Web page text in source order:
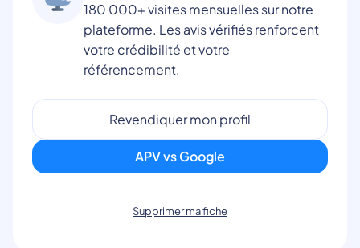
180 000+ visites mensuelles sur notre
plateforme. Les avis vérifiés renforcent
votre crédibilité et votre
référencement.
Revendiquer mon profil
APV vs Google
Supprimer ma fiche